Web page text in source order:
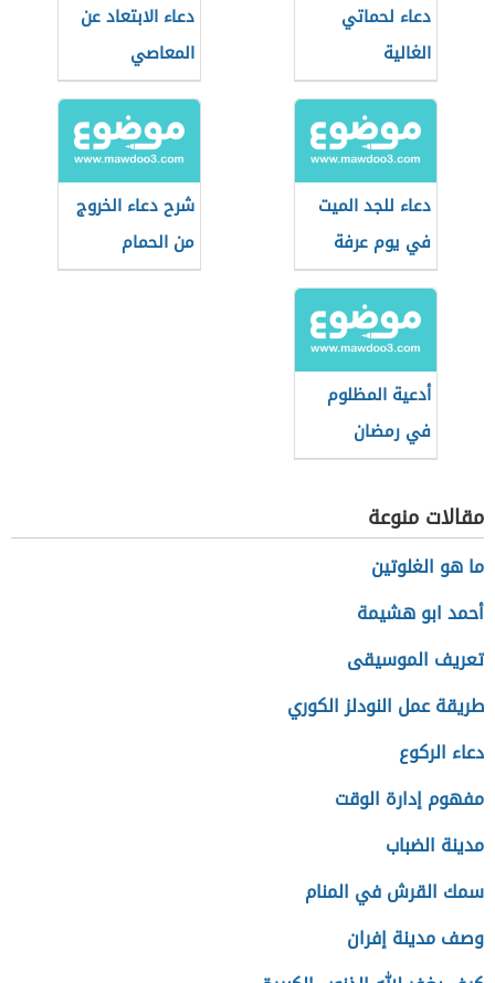
دعاء لحماتي
الغالية
دعاء الابتعاد عن
المعاصي
دعاء للجد الميت
في يوم عرفة
شرح دعاء الخروج
من الحمام
للأطفال
أدعية المظلوم
في رمضان
مقالات منوعة
ما هو الغلوتين
أحمد ابو هشيمة
تعريف الموسيقى
طريقة عمل النودلز الكوري
دعاء الركوع
مفهوم إدارة الوقت
مدينة الضباب
سمك القرش في المنام
وصف مدينة إفران